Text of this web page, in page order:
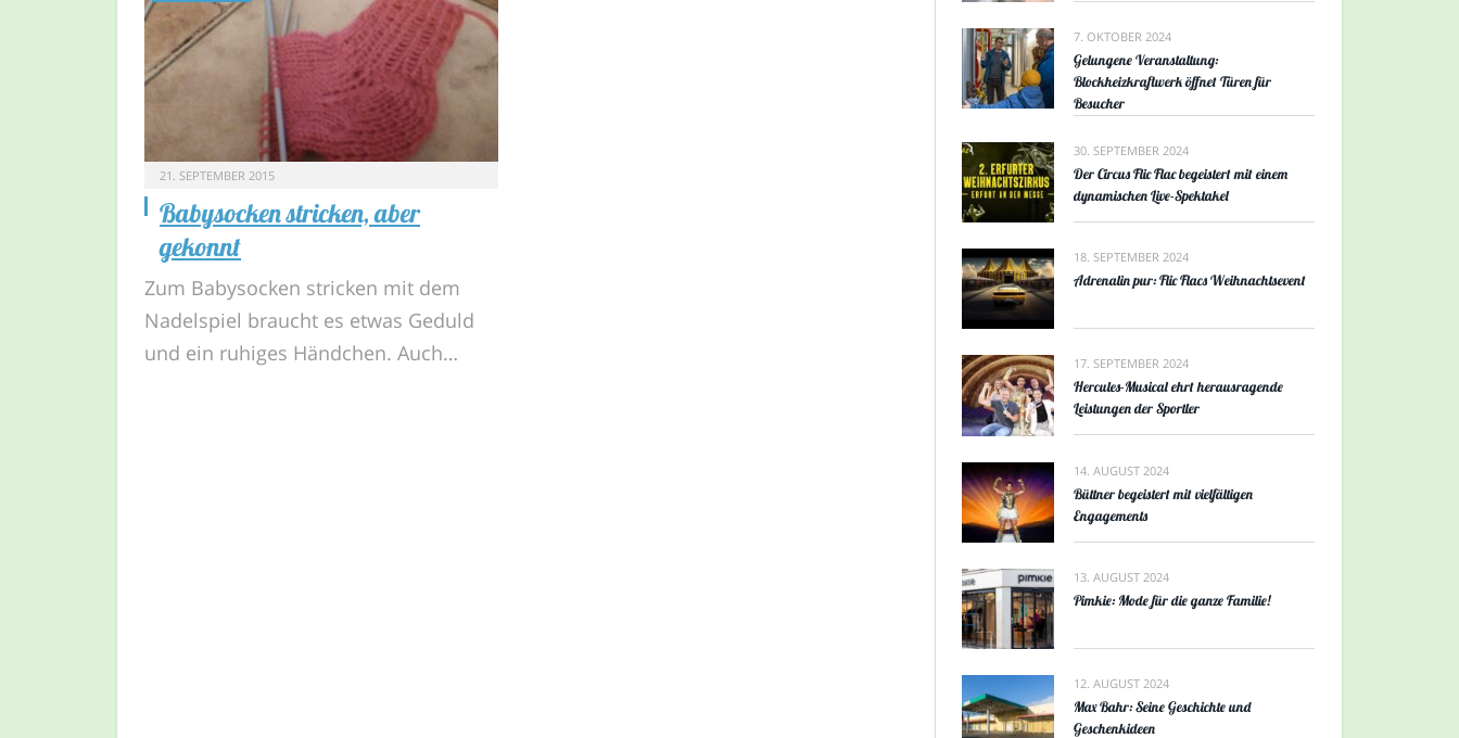
21. SEPTEMBER 2015
Babysocken stricken, aber
gekonnt
Zum Babysocken stricken mit dem
Nadelspiel braucht es etwas Geduld
und ein ruhiges Händchen. Auch…
7. OKTOBER 2024
Gelungene Veranstaltung:
Blockheizkraftwerk öffnet Türen für
Besucher
30. SEPTEMBER 2024
Der Circus Flic Flac begeistert mit einem
dynamischen Live-Spektakel
18. SEPTEMBER 2024
Adrenalin pur: Flic Flacs Weihnachtsevent
17. SEPTEMBER 2024
Hercules-Musical ehrt herausragende
Leistungen der Sportler
14. AUGUST 2024
Büttner begeistert mit vielfältigen
Engagements
13. AUGUST 2024
Pimkie: Mode für die ganze Familie!
12. AUGUST 2024
Max Bahr: Seine Geschichte und
Geschenkideen